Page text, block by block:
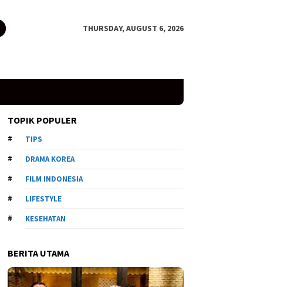
THURSDAY, AUGUST 6, 2026
TOPIK POPULER
TIPS
DRAMA KOREA
FILM INDONESIA
LIFESTYLE
KESEHATAN
BERITA UTAMA